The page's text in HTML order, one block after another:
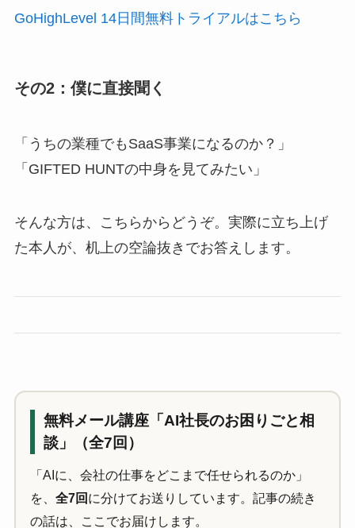
GoHighLevel 14日間無料トライアルはこちら
その2：僕に直接聞く
「うちの業種でもSaaS事業になるのか？」
「GIFTED HUNTの中身を見てみたい」
そんな方は、こちらからどうぞ。実際に立ち上げ
た本人が、机上の空論抜きでお答えします。
無料メール講座「AI社長のお困りごと相
談」（全7回）
「AIに、会社の仕事をどこまで任せられるのか」
を、 全7回 に分けてお送りしています。記事の続き
の話は、ここでお届けします。